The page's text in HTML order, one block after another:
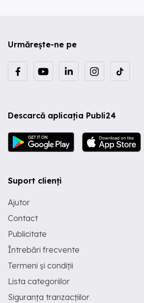
Urmărește-ne pe
Descarcă aplicația Publi24
Suport clienți
Ajutor
Contact
Publicitate
Întrebări frecvente
Termeni și condiții
Lista categoriilor
Siguranța tranzacțiilor